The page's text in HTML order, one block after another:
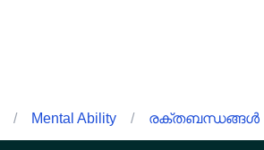
/ Mental Ability / രക്തബന്ധങ്ങൾ